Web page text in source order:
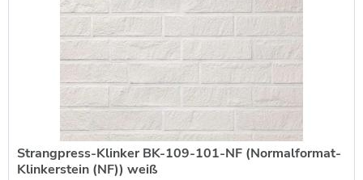
Strangpress-Klinker BK-109-101-NF (Normalformat-
Klinkerstein (NF)) weiß